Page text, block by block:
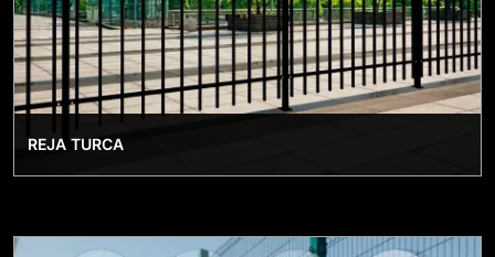
REJA TURCA